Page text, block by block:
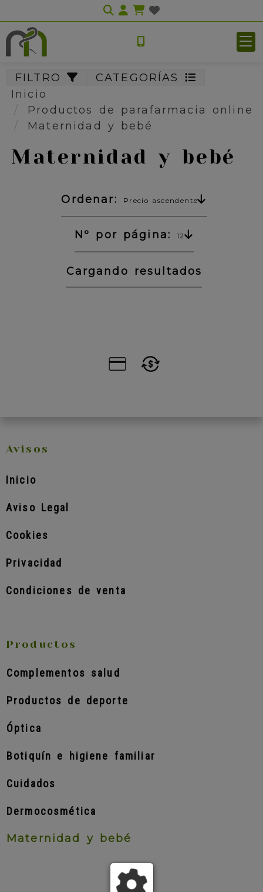
Identifícate
FILTRO
CATEGORÍAS
Inicio
Productos de parafarmacia online
Maternidad y bebé
Maternidad y bebé
Ordenar: Precio ascendente
Nº por página: 12
Cargando resultados
Avisos
Inicio
Aviso Legal
Cookies
Privacidad
Condiciones de venta
Productos
Complementos salud
Productos de deporte
Óptica
Botiquín e higiene familiar
Cuidados
Dermocosmética
Maternidad y bebé